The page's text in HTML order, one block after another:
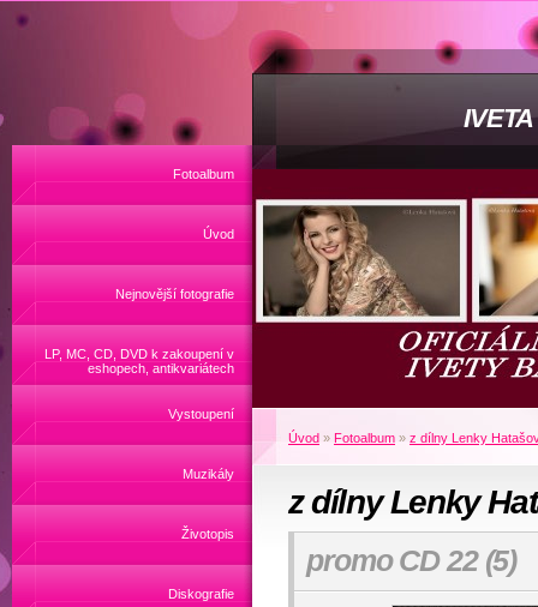
Fotoalbum
Úvod
Nejnovější fotografie
LP, MC, CD, DVD k zakoupení v
eshopech, antikvariátech
Vystoupení
Muzikály
Životopis
Diskografie
Úvod » Fotoalbum » z dílny Lenky
z dílny Lenky
promo CD 22 (5)